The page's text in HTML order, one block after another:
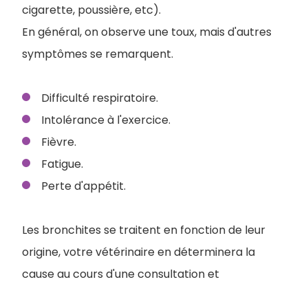
cigarette, poussière, etc).
En général, on observe une toux, mais d'autres
symptômes se remarquent.
Difficulté respiratoire.
Intolérance à l'exercice.
Fièvre.
Fatigue.
Perte d'appétit.
Les bronchites se traitent en fonction de leur
origine, votre vétérinaire en déterminera la
cause au cours d'une consultation et